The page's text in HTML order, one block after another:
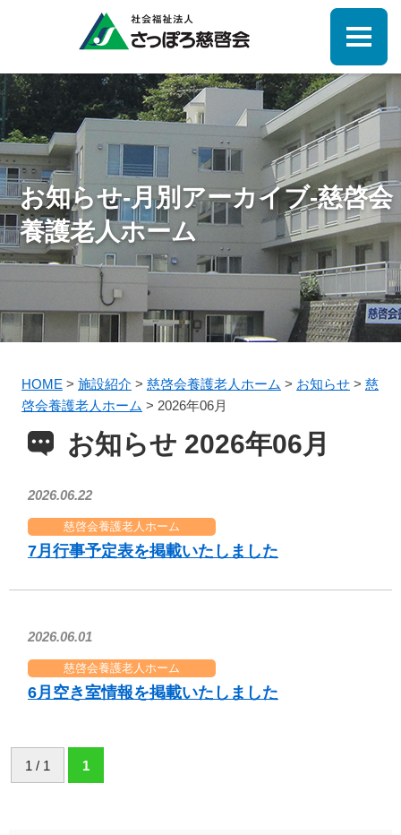
お知らせ-月別アーカイブ-慈啓会
養護老人ホーム
HOME > 施設紹介 > 慈啓会養護老人ホーム > お知らせ > 慈
啓会養護老人ホーム > 2026年06月
お知らせ 2026年06月
2026.06.22
慈啓会養護老人ホーム
7月行事予定表を掲載いたしました
2026.06.01
慈啓会養護老人ホーム
6月空き室情報を掲載いたしました
1 / 1 1